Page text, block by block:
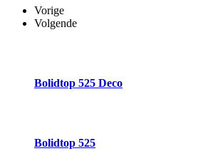
Vorige
Volgende
Bolidtop 525 Deco
Bolidtop 525